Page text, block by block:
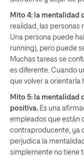
Mito 4: la mentalidad
realidad, las personas
Una persona puede
running), pero puede
Muchas tareas se
es diferente. Cuando
que volver a orientarla
Mito 5: la mentalidad
positiva. Es una
empleados que están
contraproducente, ya
perjudica la
simplemente no tiene